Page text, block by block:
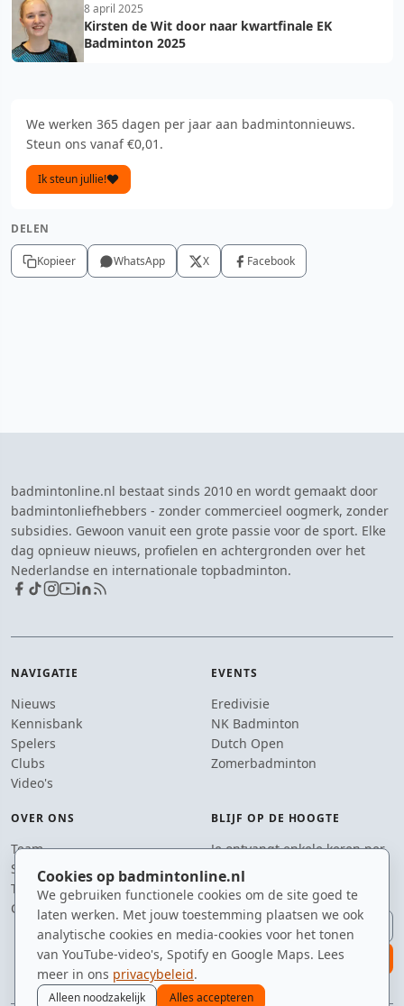
Cookies op badmintonline.nl
We gebruiken functionele cookies om de site goed te
laten werken. Met jouw toestemming plaatsen we ook
analytische cookies en media-cookies voor het tonen
van YouTube-video's, Spotify en Google Maps. Lees
meer in ons privacybeleid.
Alleen noodzakelijk Alles accepteren
8 april 2025
Kirsten de Wit door naar kwartfinale EK
Badminton 2025
We werken 365 dagen per jaar aan badmintonnieuws.
Steun ons vanaf €0,01.
Ik steun jullie!
DELEN
Kopieer WhatsApp X Facebook
badmintonline.nl bestaat sinds 2010 en wordt gemaakt door
badmintonliefhebbers - zonder commercieel oogmerk, zonder
subsidies. Gewoon vanuit een grote passie voor de sport. Elke
dag opnieuw nieuws, profielen en achtergronden over het
Nederlandse en internationale topbadminton.
NAVIGATIE
Nieuws
Kennisbank
Spelers
Clubs
Video's
EVENTS
Eredivisie
NK Badminton
Dutch Open
Zomerbadminton
OVER ONS
Team
Supporters
Tip de redactie
Contact
BLIJF OP DE HOOGTE
Je ontvangt enkele keren per
jaar een e-mail met het
laatste badmintonnieuws.
E-mailadres
aanmelden